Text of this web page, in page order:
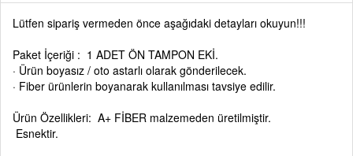
Lütfen sipariş vermeden önce aşağıdaki detayları okuyun!!!
Paket İçeriği : 1 ADET ÖN TAMPON EKİ.
· Ürün boyasız / oto astarlı olarak gönderilecek.
· Fiber ürünlerin boyanarak kullanılması tavsiye edilir.
Ürün Özellikleri: A+ FİBER malzemeden üretilmiştir.
Esnektir.